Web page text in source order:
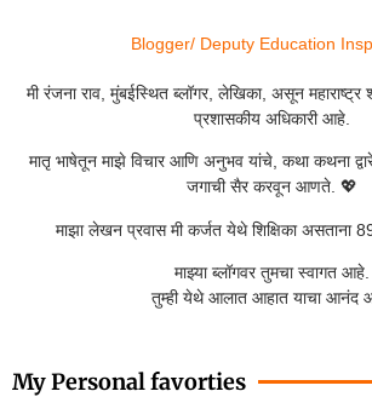
Blogger/ Deputy Education
मी रंजना राव, मुंबईस्थित ब्लॉगर, लेखिका, असून महाराष्ट्र
प्रशासकीय अधिकारी आहे.
मातृ भाषेतून माझे विचार आणि अनुभव यांचे, कथा कथना
जगाची सैर करवून आणते. 💖
माझा लेखन प्रवास मी कर्जत येथे शिक्षिका असताना
माझ्या ब्लॉगवर तुमचा स्वागत आहे.
तुम्ही येथे आलात आहात याचा आनंद
My Personal favorties